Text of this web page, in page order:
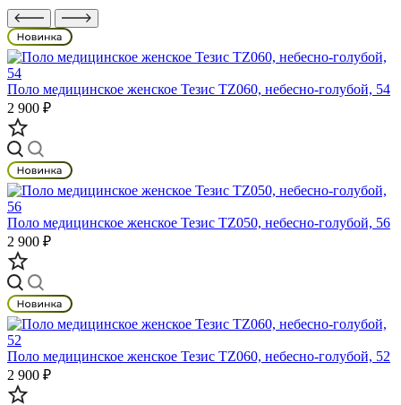
Поло медицинское женское Тезис TZ060, небесно-голубой, 54
2 900 ₽
Поло медицинское женское Тезис TZ050, небесно-голубой, 56
2 900 ₽
Поло медицинское женское Тезис TZ060, небесно-голубой, 52
2 900 ₽